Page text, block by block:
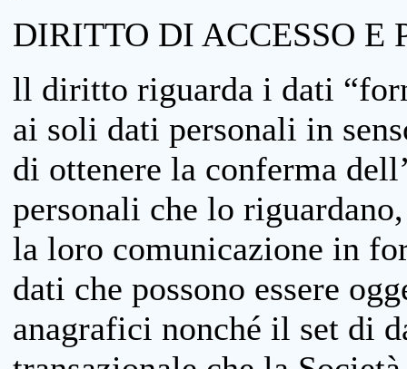
DIRITTO DI ACCESSO
ll diritto riguarda i dati
ai soli dati personali in
di ottenere la conferma
personali che lo
la loro comunicazione in
dati che possono essere
anagrafici nonché il set di